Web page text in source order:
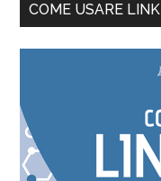
COME USARE